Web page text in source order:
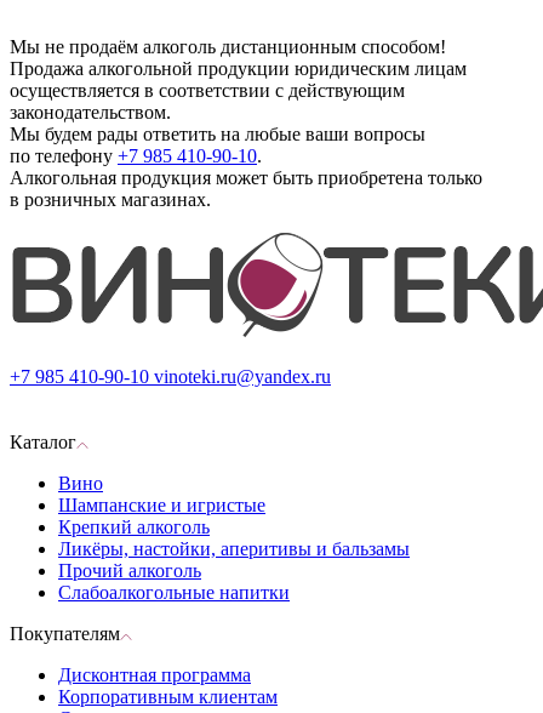
Мы не продаём алкоголь дистанционным способом!
Продажа алкогольной продукции юридическим лицам
осуществляется в соответствии с действующим
законодательством.
Мы будем рады ответить на любые ваши вопросы
по телефону +7 985 410-90-10.
Алкогольная продукция может быть приобретена только
в розничных магазинах.
+7 985 410-90-10 vinoteki.ru@yandex.ru
Каталог
Вино
Шампанские и игристые
Крепкий алкоголь
Ликёры, настойки, аперитивы и бальзамы
Прочий алкоголь
Слабоалкогольные напитки
Покупателям
Дисконтная программа
Корпоративным клиентам